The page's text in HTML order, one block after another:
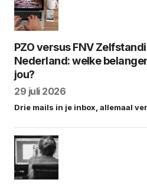
PZO versus FNV
Nederland: welke
jou?
29 juli 2026
Drie mails in je inbox, allemaal